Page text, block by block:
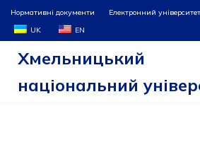
Перейти
до
Нормативні документи Електронний університет
UK
EN
Хмельницький
національний